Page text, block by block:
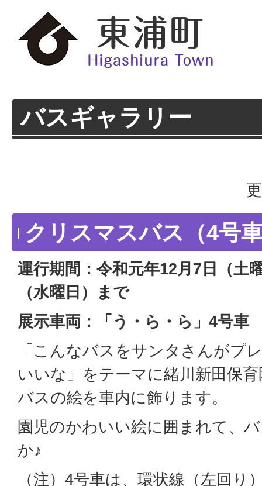
バスギャラリー
クリスマスバス（4号
運行期間：令和元年12月7 日（土
（水曜日）まで
展示車両：「う・ら・ら」4号車
「こんなバスをサンタさんがプ
いいな」をテーマに緒川新田保
バスの絵を車内に飾ります。
園児のかわいい絵に囲まれて、
か♪
（注）4号車は、環状線（左回り